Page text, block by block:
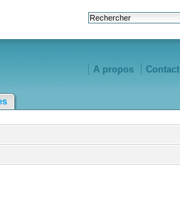
A propos Contact